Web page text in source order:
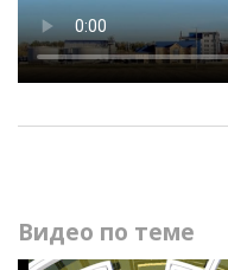
Видео по теме